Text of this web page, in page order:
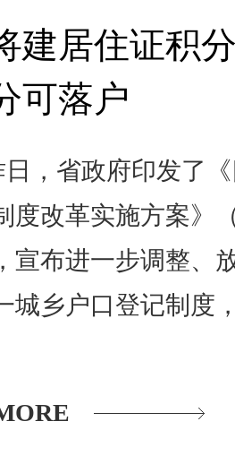
建居住证积
可落户
，省政府印发了
度改革实施方案》
宣布进一步调整、
城乡户口登记制度